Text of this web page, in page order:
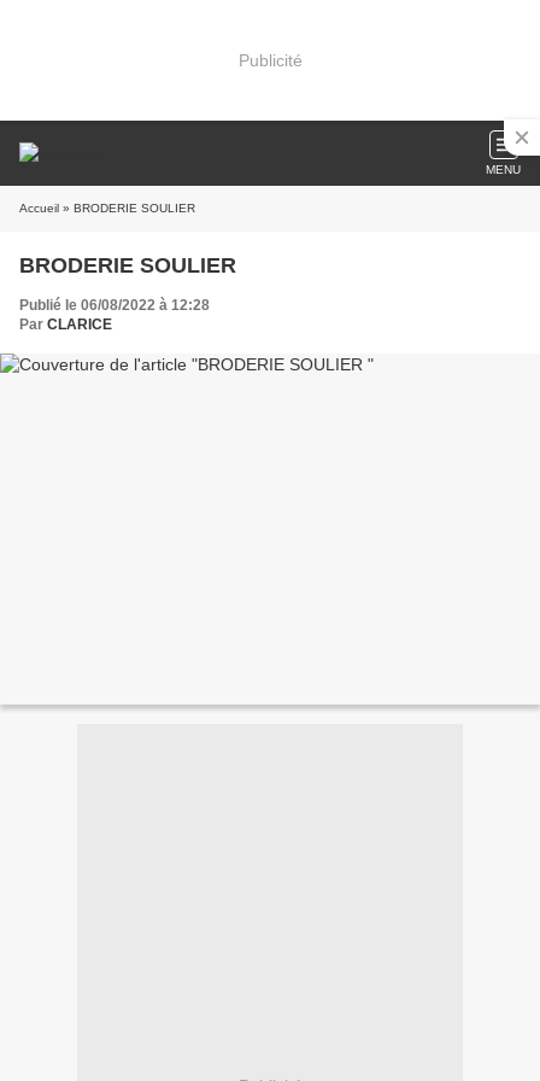
Publicité
MENU
Accueil » BRODERIE SOULIER
BRODERIE SOULIER
Publié le 06/08/2022 à 12:28
Par CLARICE